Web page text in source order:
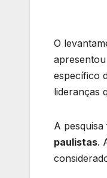
O
específico
lideranças
A
paulistas.